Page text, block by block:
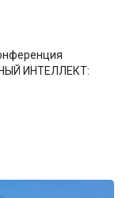
ИНТЕЛЛЕКТ: